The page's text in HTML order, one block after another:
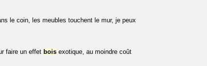
le coin, les meubles touchent le mur, je peux
faire un effet bois exotique, au moindre coût